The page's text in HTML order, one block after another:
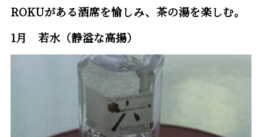
ROKUがある酒席を愉しみ、茶の湯を楽しむ。
1月 若水（静溢な高揚）